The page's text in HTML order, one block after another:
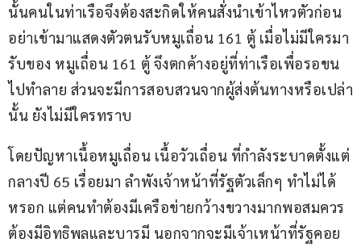
นั้นคนในท่าเรือจึงต้องสะกิดให้คนสั่งนำเข้าไหวตัวก่อน
อย่าเข้ามาแสดงตัวตนรับหมูเถื่อน 161 ตู้ เมื่อไม่มีใครมา
รับของ หมูเถื่อน 161 ตู้ จึงตกค้างอยู่ที่ท่าเรือเพื่อรอขน
ไปทำลาย ส่วนจะมีการสอบสวนจากผู้ส่งต้นทางหรือเปล่า
นั้น ยังไม่มีใครทราบ
โดยปัญหาเนื้อหมูเถื่อน เนื้อวัวเถื่อน ที่กำลังระบาดตั้งแต่
กลางปี 65 เรื่อยมา ลำพังเจ้าหน้าที่รัฐตัวเล็กๆ ทำไม่ได้
หรอก แต่คนทำต้องมีเครือข่ายกว้างขวางมากพอสมควร
ต้องมีอิทธิพลและบารมี นอกจากจะมีเจ้าเหน้าที่รัฐคอย